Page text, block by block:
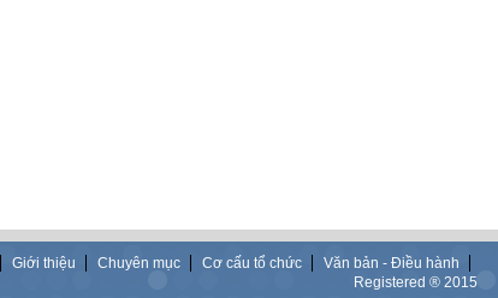
Giới thiệu Chuyên mục Cơ cấu tổ chức
Văn bản - Điều hành
Registered ® 2015